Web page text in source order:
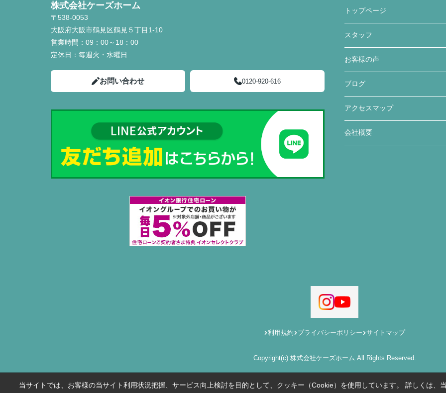
株式会社ケーズホーム
〒538-0053
大阪府大阪市鶴見区鶴見５丁目1-10
営業時間： 09：00～18：00
定休日： 毎週火・水曜日
お問い合わせ 0120-920-616
トップページ
スタッフ
お客様の声
ブログ
アクセスマップ
会社概要
利用規約 プライバシーポリシー サイトマップ
Copyright(c) 株式会社ケーズホーム All Rights Reserved.
当サイトでは、お客様の当サイト利用状況把握、サービス向上検討を目的として、クッキー（Cookie）を使用しています。 詳しくは、